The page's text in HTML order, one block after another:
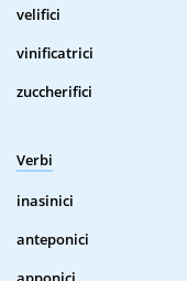
velifici
vinificatrici
zuccherifici
Verbi
inasinici
anteponici